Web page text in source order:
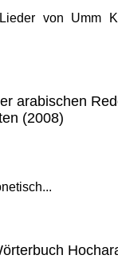
von Umm
arabischen
(2008)